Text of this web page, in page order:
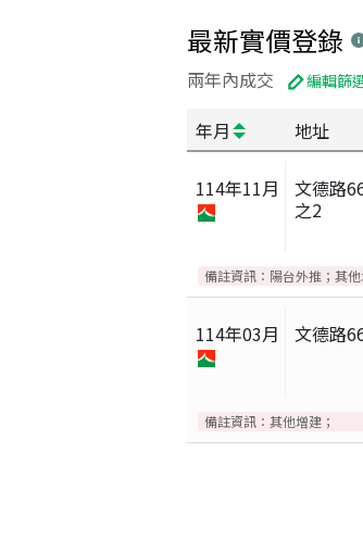
最新實價登錄
兩年內成交 編輯篩
年月 地址
114年11月
文德路
之2
備註資訊： 陽台外推；其他
114年03月 文德路
備註資訊： 其他增建；